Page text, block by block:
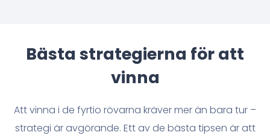
Bästa strategierna för att
vinna
Att vinna i de fyrtio rövarna kräver mer än bara tur –
strategi är avgörande. Ett av de bästa tipsen är att